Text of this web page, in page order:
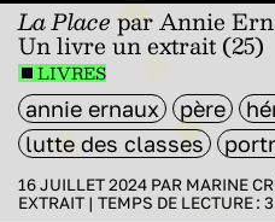
La Placepar Annie
Un livre un extrait (25)
LIVRES
annie ernaux père
lutte des classes
16 JUILLET 2024 PAR MARINE
EXTRAIT | TEMPS DE LECTURE : 3